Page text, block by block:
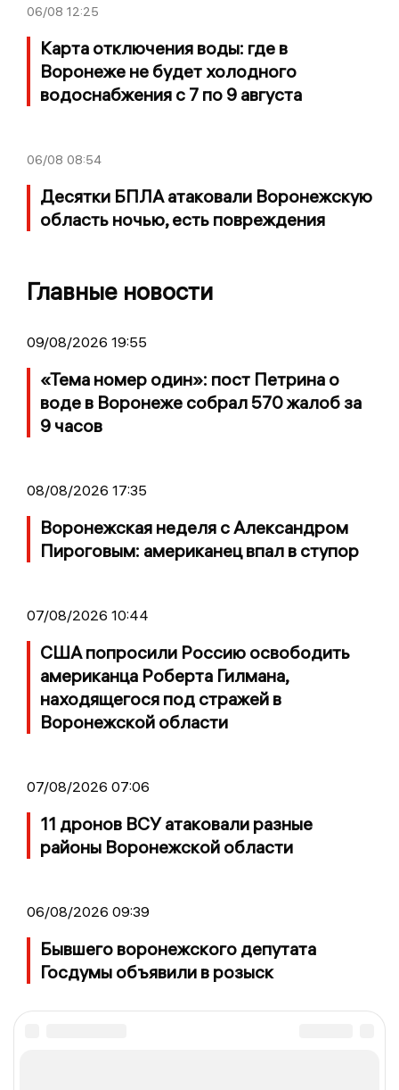
06/08 12:25
Карта отключения воды: где в
Воронеже не будет холодного
водоснабжения с 7 по 9 августа
06/08 08:54
Десятки БПЛА атаковали Воронежскую
область ночью, есть повреждения
Главные новости
09/08/2026 19:55
«Тема номер один»: пост Петрина о
воде в Воронеже собрал 570 жалоб за
9 часов
08/08/2026 17:35
Воронежская неделя с Александром
Пироговым: американец впал в ступор
07/08/2026 10:44
США попросили Россию освободить
американца Роберта Гилмана,
находящегося под стражей в
Воронежской области
07/08/2026 07:06
11 дронов ВСУ атаковали разные
районы Воронежской области
06/08/2026 09:39
Бывшего воронежского депутата
Госдумы объявили в розыск